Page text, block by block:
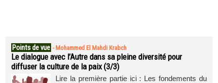
Points de vue - Mohammed El Mahdi Krabch
Le dialogue avec l’Autre dans sa pleine diversité pour
diffuser la culture de la paix (3/3)
Lire la première partie ici : Les fondements du